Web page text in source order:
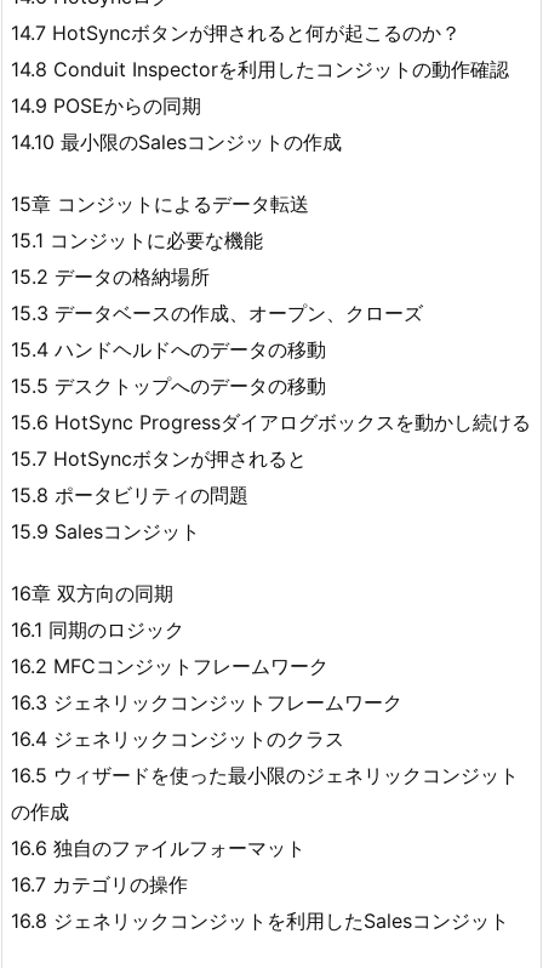
14.7 HotSyncボタンが押されると何が起こるのか？
14.8 Conduit Inspectorを利用したコンジットの動作確認
14.9 POSEからの同期
14.10 最小限のSalesコンジットの作成
15章 コンジットによるデータ転送
15.1 コンジットに必要な機能
15.2 データの格納場所
15.3 データベースの作成、オープン、クローズ
15.4 ハンドヘルドへのデータの移動
15.5 デスクトップへのデータの移動
15.6 HotSync Progressダイアログボックスを動かし続ける
15.7 HotSyncボタンが押されると
15.8 ポータビリティの問題
15.9 Salesコンジット
16章 双方向の同期
16.1 同期のロジック
16.2 MFCコンジットフレームワーク
16.3 ジェネリックコンジットフレームワーク
16.4 ジェネリックコンジットのクラス
16.5 ウィザードを使った最小限のジェネリックコンジット
の作成
16.6 独自のファイルフォーマット
16.7 カテゴリの操作
16.8 ジェネリックコンジットを利用したSalesコンジット